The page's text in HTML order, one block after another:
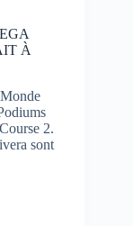
À
2.
sont